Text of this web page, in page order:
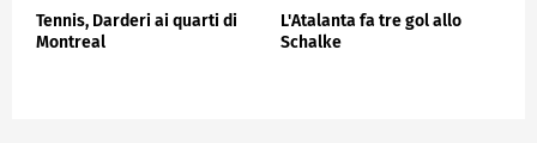
Tennis, Darderi ai quarti di
Montreal
L'Atalanta fa tre gol allo
Schalke